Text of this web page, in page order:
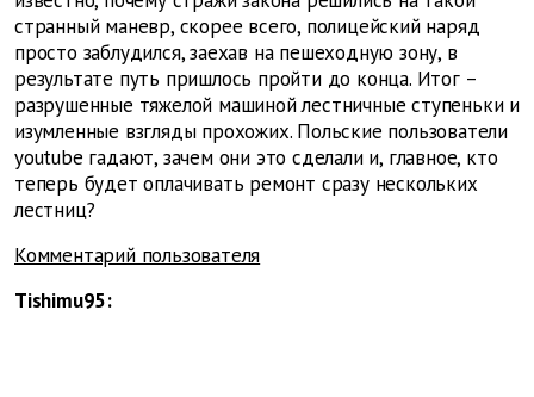
странный маневр, скорее всего, полицейский наряд
просто заблудился, заехав на пешеходную зону, в
результате путь пришлось пройти до конца. Итог –
разрушенные тяжелой машиной лестничные ступеньки и
изумленные взгляды прохожих. Польские пользователи
youtube гадают, зачем они это сделали и, главное, кто
теперь будет оплачивать ремонт сразу нескольких
лестниц?
Комментарий пользователя
Tishimu95: